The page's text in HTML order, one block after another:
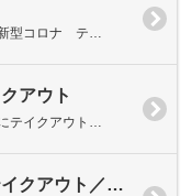
型コロナ テ…
アウト
テイクアウト…
大田市飲食業応援！テイクアウト／デリバリー取扱店一覧（大田商工会議所）